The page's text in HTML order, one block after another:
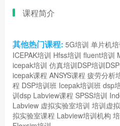
课程简介
其他热门课程: 5G培训 单片机
ICEPAK培训 Hfss培训 fluent培训
icepak培训 仿真培训DSP培训
icepak课程 ANSYS课程 疲劳分析
程 DSP培训班 Icepak培训班 dsp
训dsp Labview课程 SPSS培训
Labview 虚拟实验室培训 培训虚
拟实验室课程 Labview培训机构